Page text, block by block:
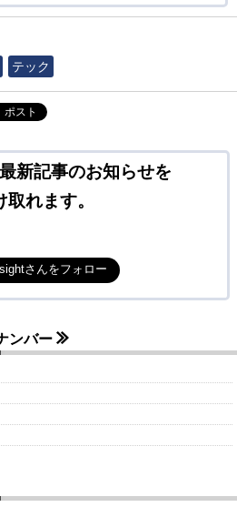
テック
ポスト
新記事のお知らせを
取れます。
さんをフォロー
ンバー